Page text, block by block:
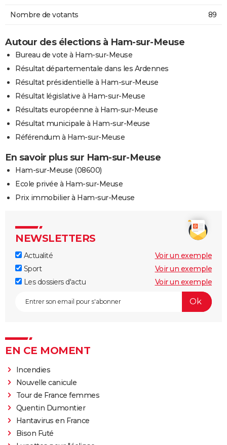
Nombre de votants 89
Autour des élections à Ham-sur-Meuse
Bureau de vote à Ham-sur-Meuse
Résultat départementale dans les Ardennes
Résultat présidentielle à Ham-sur-Meuse
Résultat législative à Ham-sur-Meuse
Résultats européenne à Ham-sur-Meuse
Résultat municipale à Ham-sur-Meuse
Référendum à Ham-sur-Meuse
En savoir plus sur Ham-sur-Meuse
Ham-sur-Meuse (08600)
Ecole privée à Ham-sur-Meuse
Prix immobilier à Ham-sur-Meuse
NEWSLETTERS
Actualité
Voir un exemple
Sport
Voir un exemple
Les dossiers d'actu
Voir un exemple
EN CE MOMENT
Incendies
Nouvelle canicule
Tour de France femmes
Quentin Dumontier
Hantavirus en France
Bison Futé